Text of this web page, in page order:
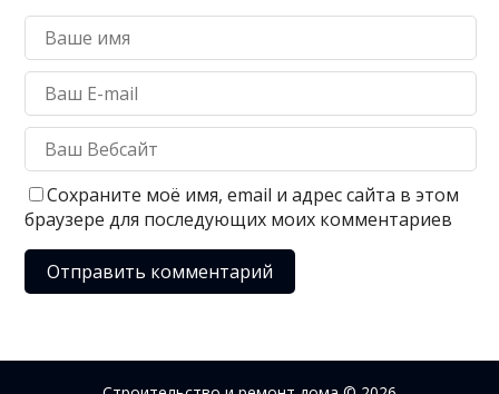
Сохраните моё имя, email и адрес сайта в этом
браузере для последующих моих комментариев